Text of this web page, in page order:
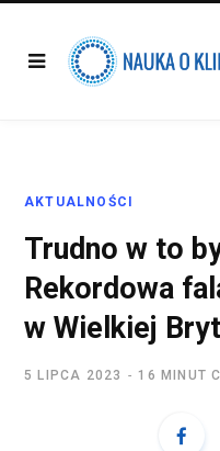
AKTUALNOŚCI
Trudno w to
Rekordowa
w Wielkiej
5 LIPCA 2023 16 MINUT